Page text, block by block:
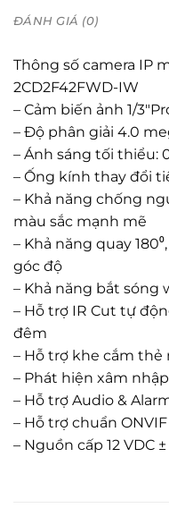
ĐÁNH GIÁ (0)
Thông số camera IP
2CD2F42FWD-IW
– Cảm biến ảnh 1/
– Độ phân giải 4.0
– Ánh sáng tối thiểu:
– Ống kính thay đổi
– Khả năng chống
màu sắc mạnh mẽ
– Khả năng quay
góc độ
– Khả năng bắt sóng
– Hỗ trợ IR Cut tự
đêm
– Hỗ trợ khe cắm thẻ
– Phát hiện xâm
– Hỗ trợ Audio &
– Hỗ trợ chuẩn ONVIF
– Nguồn cấp 12 VDC ±